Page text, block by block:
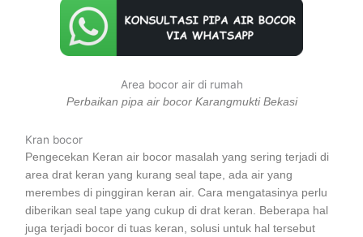
Area bocor air di rumah
Perbaikan pipa air bocor Karangmukti Bekasi
Kran bocor
Pengecekan Keran air bocor masalah yang sering terjadi di
area drat keran yang kurang seal tape, ada air yang
merembes di pinggiran keran air. Cara mengatasinya perlu
diberikan seal tape yang cukup di drat keran. Beberapa hal
juga terjadi bocor di tuas keran, solusi untuk hal tersebut